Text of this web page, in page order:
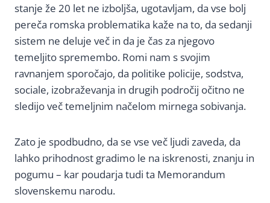
stanje že 20 let ne izboljša, ugotavljam, da vse bolj
pereča romska problematika kaže na to, da sedanji
sistem ne deluje več in da je čas za njegovo
temeljito spremembo. Romi nam s svojim
ravnanjem sporočajo, da politike policije, sodstva,
sociale, izobraževanja in drugih področij očitno ne
sledijo več temeljnim načelom mirnega sobivanja.
Zato je spodbudno, da se vse več ljudi zaveda, da
lahko prihodnost gradimo le na iskrenosti, znanju in
pogumu – kar poudarja tudi ta Memorandum
slovenskemu narodu.